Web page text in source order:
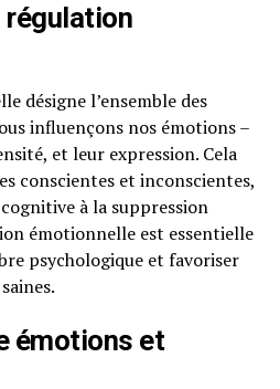
régulation
désigne l’ensemble des
influençons nos émotions –
et leur expression. Cela
conscientes et inconscientes,
à la suppression
émotionnelle est essentielle
psychologique et favoriser
émotions et